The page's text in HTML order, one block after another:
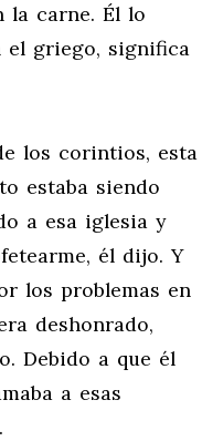
la carne. Él lo
el griego, significa
los corintios, esta
estaba siendo
a esa iglesia y
él dijo. Y
los problemas en
deshonrado,
Debido a que él
a esas